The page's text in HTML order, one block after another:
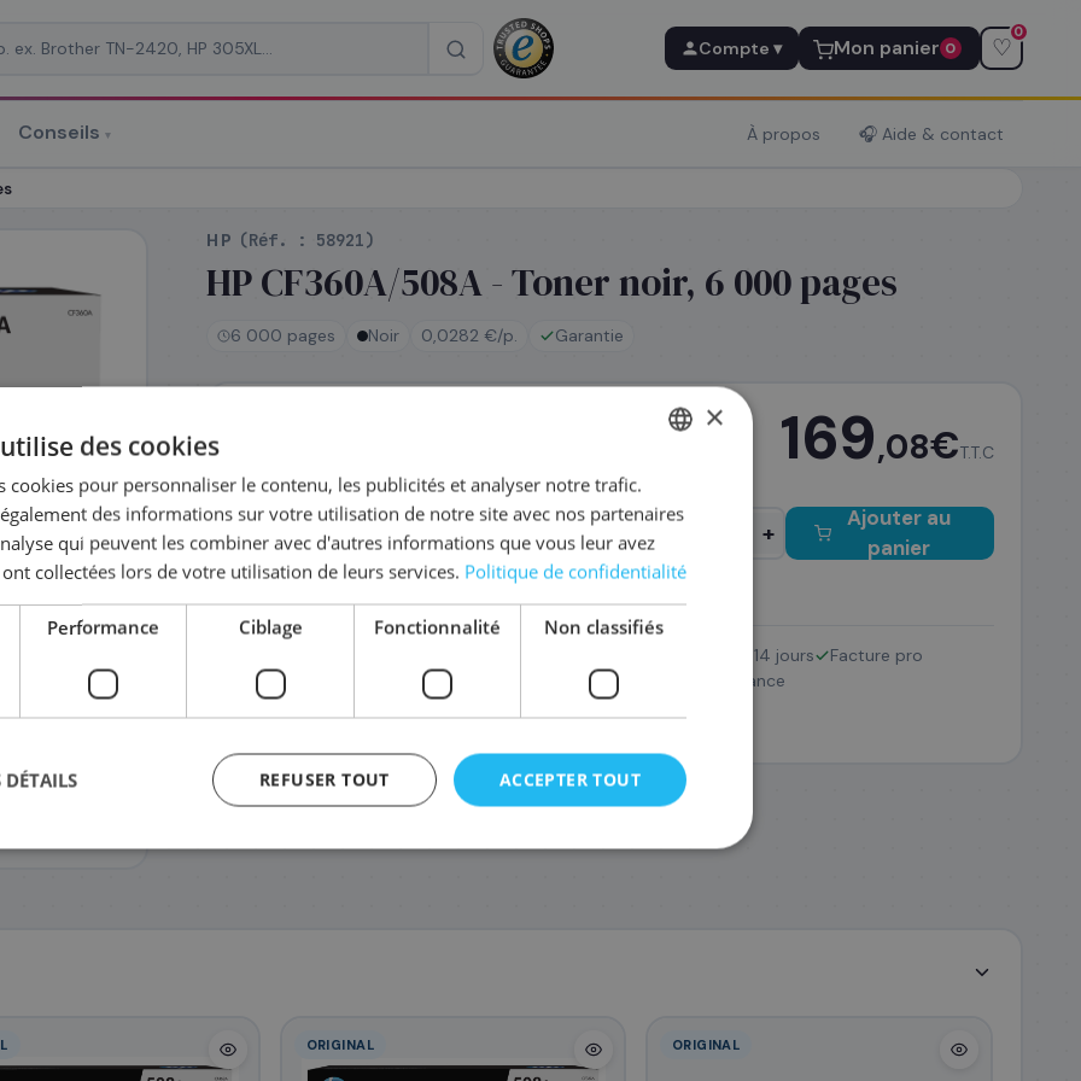
Compte ▾ Mon panier 0 ♡
0
Conseils ▾ À propos 🎧 Aide & contact
HP
HP (Réf. : 58921)
HP CF360A/508A - Toner noir, 6 000 pages
6 000 pages Noir 0,0282 €/p. Garantie
Coût par impression :0,0282 € 169,08€T.T.C
+
Ajouter au
panier
Complétez la série508A
214 ,08 €
Retour 14 jours
Facture pro
SAV France
ORIGINAL ORIGINAL
ENGLISH
×
des cookies
cookies pour personnaliser le contenu, les publicités et analyser notre trafic.
des informations sur votre utilisation de notre site avec nos partenaires
qui peuvent les combiner avec d'autres informations que vous leur avez
collectées lors de votre utilisation de leurs services. Politique de confidentialité
Performance Ciblage Fonctionnalité Non classifiés
ACCEPTER TOUT
REFUSER TOUT
DÉTAILS